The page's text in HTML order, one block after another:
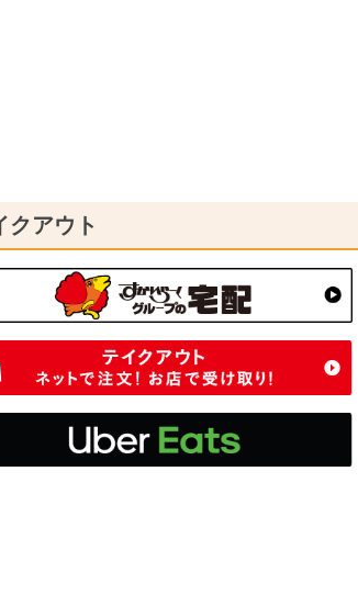
クアウト